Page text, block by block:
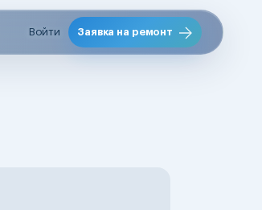
Войти Заявка на ремонт